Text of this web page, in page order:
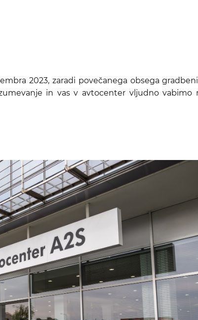
2023, zaradi povečanega obsega
in vas v avtocenter vljudno vabimo